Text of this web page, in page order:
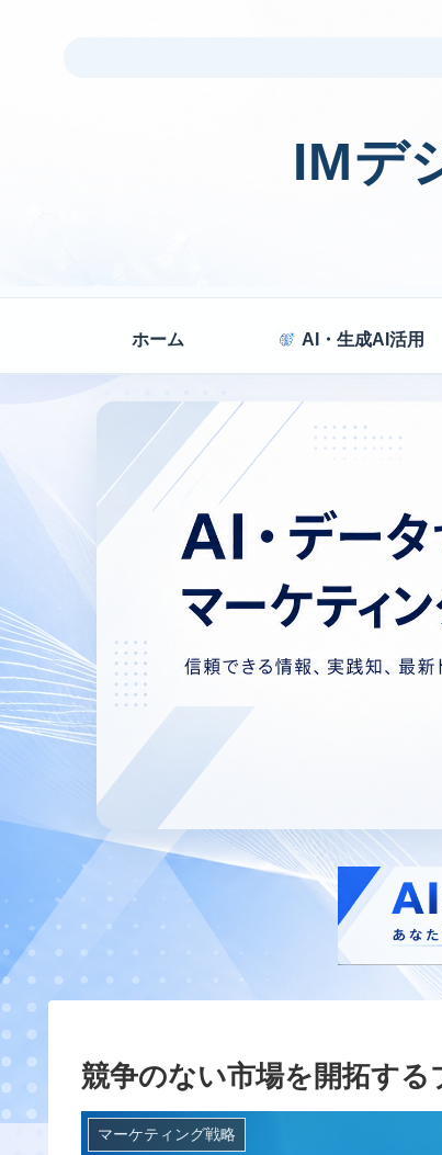
IMデ
ホーム AI・生成AI活用
競争のない市場を開拓す
マーケティング戦略